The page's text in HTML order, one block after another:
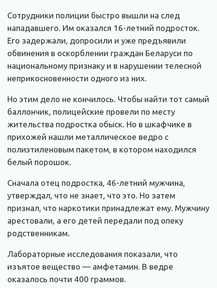
Сотрудники полиции быстро вышли на след
нападавшего. Им оказался 16-летний подросток.
Его задержали, допросили и уже предъявили
обвинения в оскорблении граждан Беларуси по
национальному признаку и в нарушении телесной
неприкосновенности одного из них.
Но этим дело не кончилось. Чтобы найти тот самый
баллончик, полицейские провели по месту
жительства подростка обыск. Но в шкафчике в
прихожей нашли металлическое ведро с
полиэтиленовым пакетом, в котором находился
белый порошок.
Сначала отец подростка, 46-летний мужчина,
утверждал, что не знает, что это. Но затем
признал, что наркотики принадлежат ему. Мужчину
арестовали, а его детей передали под опеку
родственникам.
Лабораторные исследования показали, что
изъятое вещество — амфетамин. В ведре
оказалось почти 400 граммов.